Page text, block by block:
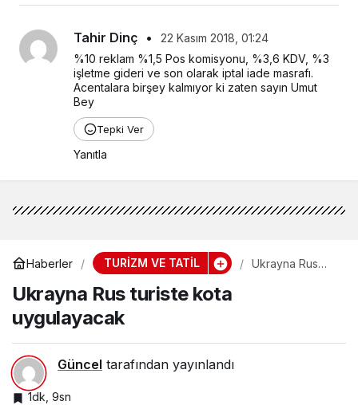
Tahir Dinç •
22 Kasım 2018, 01:24
%10 reklam %1,5 Pos komisyonu, %3,6 KDV, %3
işletme gideri ve son olarak iptal iade masrafı.
Acentalara birşey kalmıyor ki zaten sayın Umut
Bey
Tepki Ver
Yanıtla
Haberler TURİZM VE TATİL
Ukrayna Rus
Ukrayna Rus turiste kota
uygulayacak
Güncel tarafından yayınlandı
1dk, 9sn